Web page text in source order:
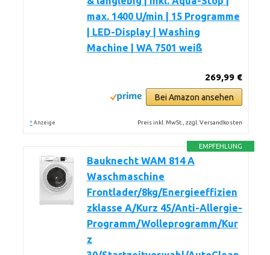
max. 1400 U/min | 15 Programme
| LED-Display | Washing
Machine | WA 7501 weiß
269,99 €
Bei Amazon ansehen
* Anzeige Preis inkl. MwSt., zzgl. Versandkosten
EMPFEHLUNG
Bauknecht WAM 814 A
Waschmaschine
Frontlader/8kg/Energieeffizien
zklasse A/Kurz 45/Anti-Allergie-
Programm/Wolleprogramm/Kur
z